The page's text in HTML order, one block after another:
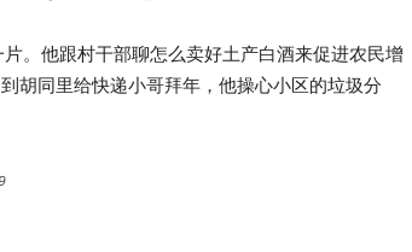
。他跟村干部聊怎么卖好土产白酒来促进农民增
胡同里给快递小哥拜年，他操心小区的垃圾分